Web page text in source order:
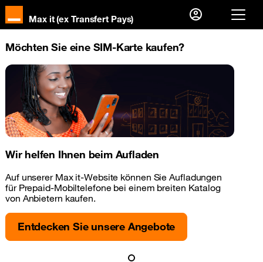
Max it (ex Transfert Pays)
Sie sind bereits Kunde?
Ich melde mich an
Erster Besuch?
Ihr Konto erstellen
Möchten Sie eine SIM-Karte kaufen?
Wir helfen Ihnen beim Aufladen
Auf unserer Max it-Website können Sie Aufladungen
für Prepaid-Mobiltelefone bei einem breiten Katalog
von Anbietern kaufen.
Entdecken Sie unsere Angebote